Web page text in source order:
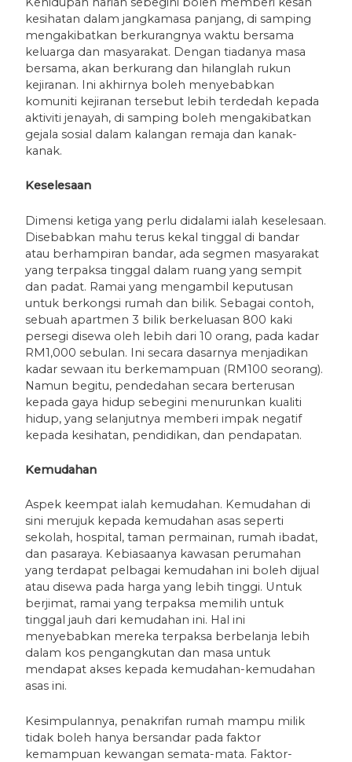
kesihatan dalam jangkamasa panjang, di samping
mengakibatkan berkurangnya waktu bersama
keluarga dan masyarakat. Dengan tiadanya masa
bersama, akan berkurang dan hilanglah rukun
kejiranan. Ini akhirnya boleh menyebabkan
komuniti kejiranan tersebut lebih terdedah kepada
aktiviti jenayah, di samping boleh mengakibatkan
gejala sosial dalam kalangan remaja dan kanak-
kanak.
Keselesaan
Dimensi ketiga yang perlu didalami ialah keselesaan.
Disebabkan mahu terus kekal tinggal di bandar
atau berhampiran bandar, ada segmen masyarakat
yang terpaksa tinggal dalam ruang yang sempit
dan padat. Ramai yang mengambil keputusan
untuk berkongsi rumah dan bilik. Sebagai contoh,
sebuah apartmen 3 bilik berkeluasan 800 kaki
persegi disewa oleh lebih dari 10 orang, pada kadar
RM1,000 sebulan. Ini secara dasarnya menjadikan
kadar sewaan itu berkemampuan (RM100 seorang).
Namun begitu, pendedahan secara berterusan
kepada gaya hidup sebegini menurunkan kualiti
hidup, yang selanjutnya memberi impak negatif
kepada kesihatan, pendidikan, dan pendapatan.
Kemudahan
Aspek keempat ialah kemudahan. Kemudahan di
sini merujuk kepada kemudahan asas seperti
sekolah, hospital, taman permainan, rumah ibadat,
dan pasaraya. Kebiasaanya kawasan perumahan
yang terdapat pelbagai kemudahan ini boleh dijual
atau disewa pada harga yang lebih tinggi. Untuk
berjimat, ramai yang terpaksa memilih untuk
tinggal jauh dari kemudahan ini. Hal ini
menyebabkan mereka terpaksa berbelanja lebih
dalam kos pengangkutan dan masa untuk
mendapat akses kepada kemudahan-kemudahan
asas ini.
Kesimpulannya, penakrifan rumah mampu milik
tidak boleh hanya bersandar pada faktor
kemampuan kewangan semata-mata. Faktor-